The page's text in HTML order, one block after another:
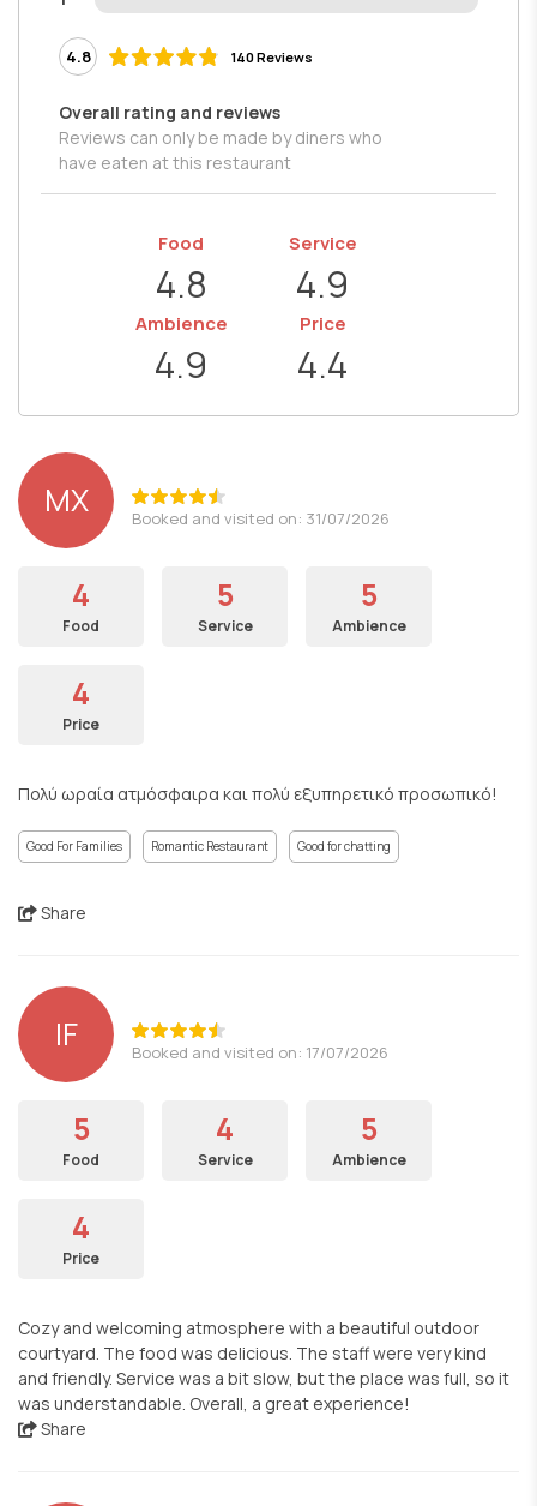
4.8 140 Reviews
Overall rating and reviews
Reviews can only be made by diners who
have eaten at this restaurant
Food
4.8
Service
4.9
Ambience
4.9
Price
4.4
ΜΧ Booked and visited on: 31/07/2026
4
Food
5
Service
5
Ambience
4
Price
Πολύ ωραία ατμόσφαιρα και πολύ εξυπηρετικό προσωπικό!
Good For Families Romantic Restaurant Good for chatting
Share
IF Booked and visited on: 17/07/2026
5
Food
4
Service
5
Ambience
4
Price
Cozy and welcoming atmosphere with a beautiful outdoor
courtyard. The food was delicious. The staff were very kind
and friendly. Service was a bit slow, but the place was full, so it
was understandable. Overall, a great experience!
Share